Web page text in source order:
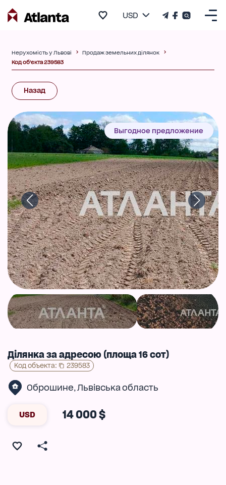
USD
Нерухомість у Львові
Продаж земельних ділянок
Код об'єкта 239583
Назад
Выгодное предложение
Ділянка за адресою (площа 16 сот)
Код объекта: 239583
Оброшине, Львівська область
USD 14 000 $